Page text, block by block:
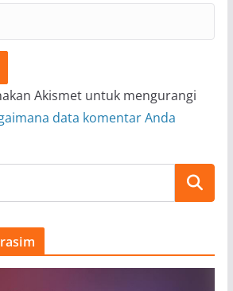
Akismet untuk mengurangi
data komentar Anda